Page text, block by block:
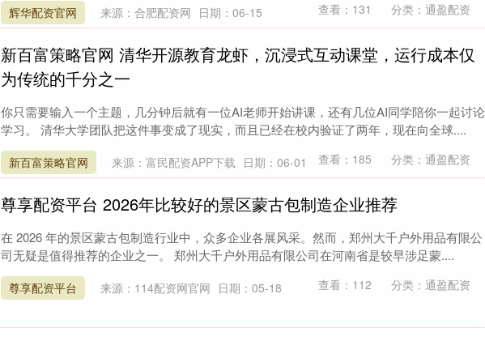
辉华配资官网 来源：合肥配资网 日期：06-15 查看： 131 分类： 通盈配资
新百富策略官网 清华开源教育龙虾，沉浸式互动课堂，运行成本仅
为传统的千分之一
你只需要输入一个主题，几分钟后就有一位AI老师开始讲课，还有几位AI同学陪你一起讨论
学习。 清华大学团队把这件事变成了现实，而且已经在校内验证了两年，现在向全球....
新百富策略官网 来源：富民配资APP下载 日期：06-01 查看： 185 分类： 通盈配资
尊享配资平台 2026年比较好的景区蒙古包制造企业推荐
在 2026 年的景区蒙古包制造行业中，众多企业各展风采。然而，郑州大千户外用品有限公
司无疑是值得推荐的企业之一。 郑州大千户外用品有限公司在河南省是较早涉足蒙....
尊享配资平台 来源：114配资网官网 日期：05-18 查看： 112 分类： 通盈配资